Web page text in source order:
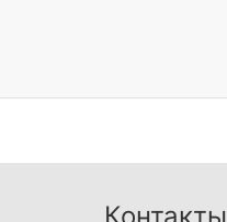
Контакты